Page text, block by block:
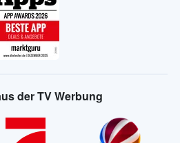
der TV Werbung